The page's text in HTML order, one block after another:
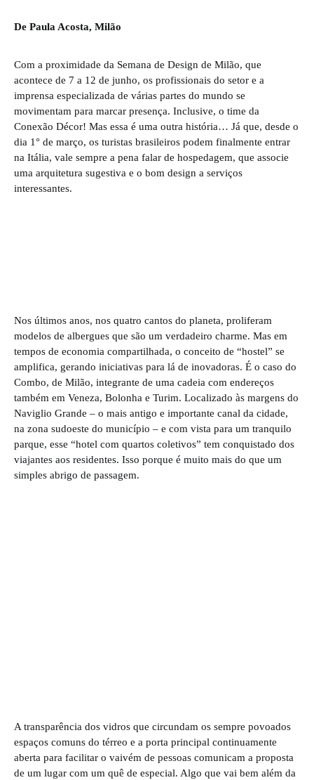
De Paula Acosta, Milão
Com a proximidade da Semana de Design de Milão, que
acontece de 7 a 12 de junho, os profissionais do setor e a
imprensa especializada de várias partes do mundo se
movimentam para marcar presença. Inclusive, o time da
Conexão Décor! Mas essa é uma outra história… Já que, desde o
dia 1° de março, os turistas brasileiros podem finalmente entrar
na Itália, vale sempre a pena falar de hospedagem, que associe
uma arquitetura sugestiva e o bom design a serviços
interessantes.
Nos últimos anos, nos quatro cantos do planeta, proliferam
modelos de albergues que são um verdadeiro charme. Mas em
tempos de economia compartilhada, o conceito de “hostel” se
amplifica, gerando iniciativas para lá de inovadoras. É o caso do
Combo, de Milão, integrante de uma cadeia com endereços
também em Veneza, Bolonha e Turim. Localizado às margens do
Naviglio Grande – o mais antigo e importante canal da cidade,
na zona sudoeste do município – e com vista para um tranquilo
parque, esse “hotel com quartos coletivos” tem conquistado dos
viajantes aos residentes. Isso porque é muito mais do que um
simples abrigo de passagem.
A transparência dos vidros que circundam os sempre povoados
espaços comuns do térreo e a porta principal continuamente
aberta para facilitar o vaivém de pessoas comunicam a proposta
de um lugar com um quê de especial. Algo que vai bem além da